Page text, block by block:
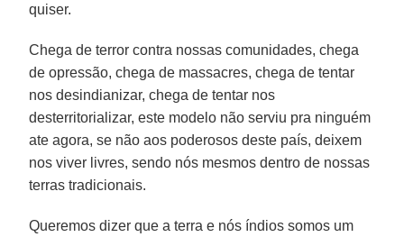
quiser.
Chega de terror contra nossas comunidades, chega
de opressão, chega de massacres, chega de tentar
nos desindianizar, chega de tentar nos
desterritorializar, este modelo não serviu pra ninguém
ate agora, se não aos poderosos deste país, deixem
nos viver livres, sendo nós mesmos dentro de nossas
terras tradicionais.
Queremos dizer que a terra e nós índios somos um